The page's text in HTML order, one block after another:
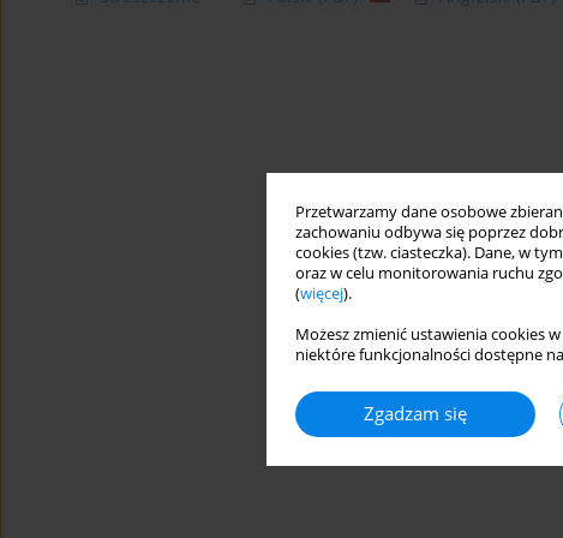
Przetwarzamy dane osobowe
zachowaniu odbywa się poprzez
cookies (tzw. ciasteczka). Dane, w
oraz w celu monitorowania ruchu
(więcej).
Możesz zmienić ustawienia cookies
niektóre funkcjonalności dostępne
Zgadzam się